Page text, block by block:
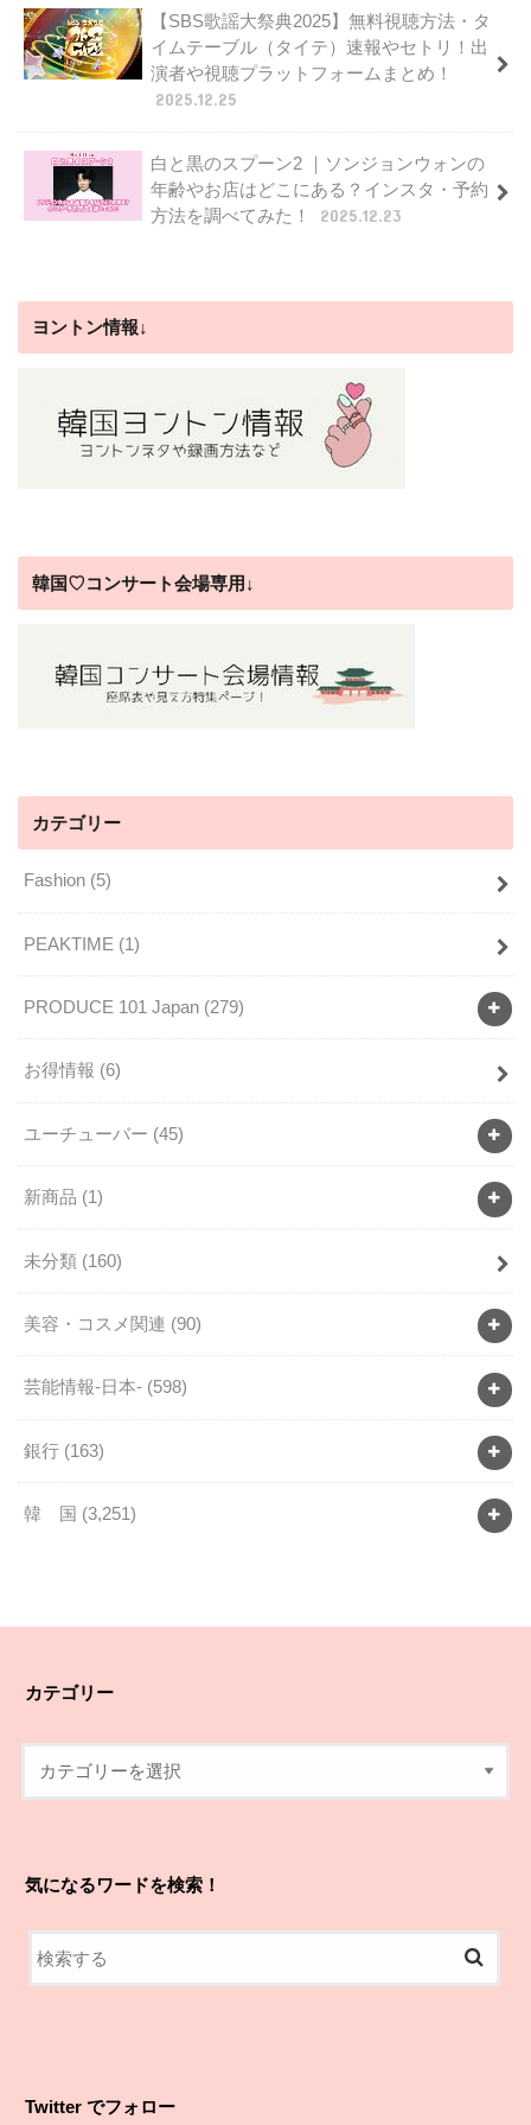
【SBS歌謡大祭典2025】無料視聴方法・タ
イムテーブル（タイテ）速報やセトリ！出
演者や視聴プラットフォームまとめ！
2025.12.25
白と黒のスプーン2 ｜ソンジョンウォンの
年齢やお店はどこにある？インスタ・予約
方法を調べてみた！
2025.12.23
ヨントン情報↓
韓国♡コンサート会場専用↓
カテゴリー
Fashion (5)
PEAKTIME (1)
PRODUCE 101 Japan (279)
お得情報 (6)
ユーチューバー (45)
新商品 (1)
未分類 (160)
美容・コスメ関連 (90)
芸能情報-日本- (598)
銀行 (163)
韓 国 (3,251)
カテゴリー
気になるワードを検索！
Twitter でフォロー